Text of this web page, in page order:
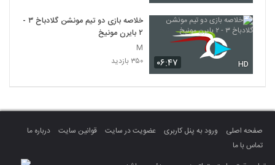
۰۶:۴۷ HD
خلاصه بازی دو تیم مونشن گلادباخ ۳ -
۲ بایرن مونیخ
M
۳۵۰ بازدید
صفحه اصلی ورود به پنل کاربری عضویت در سایت قوانین سایت
درباره ما
تماس با ما